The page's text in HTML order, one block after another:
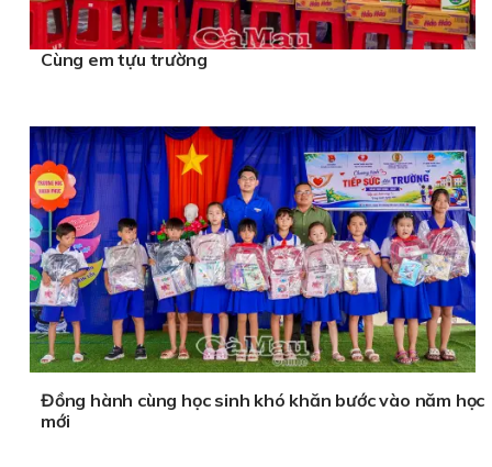
Cùng em tựu trường
Đồng hành cùng học sinh khó khăn bước vào năm học
mới